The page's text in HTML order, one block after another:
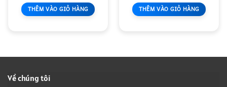
THÊM VÀO GIỎ HÀNG THÊM VÀO GIỎ HÀNG
Về chúng tôi